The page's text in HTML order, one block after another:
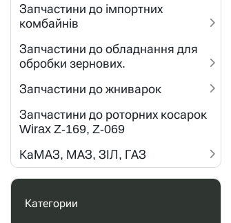
Запчастини до імпортних
комбайнів
Запчастини до обладнання для
обробки зернових.
Запчастини до жниварок
Запчастини до роторних косарок
Wirax Z-169, Z-069
КаМАЗ, МАЗ, ЗІЛ, ГАЗ
Категории